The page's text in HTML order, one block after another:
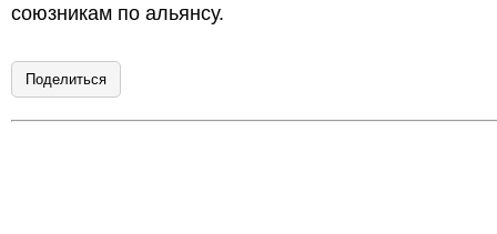
союзникам по альянсу.
Поделиться